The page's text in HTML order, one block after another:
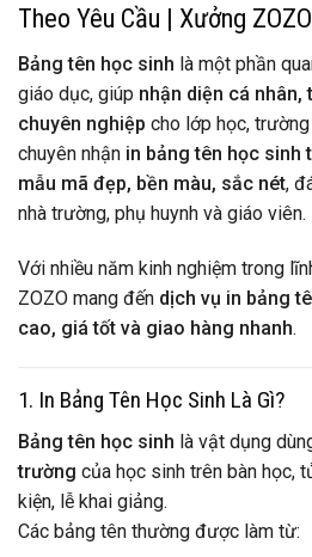
Theo Yêu Cầu | Xưởng ZOZO
Bảng tên học sinh là một phần
giáo dục, giúp nhận diện cá
chuyên nghiệp cho lớp học,
chuyên nhận in bảng tên học sinh
mẫu mã đẹp, bền màu, sắc nét,
nhà trường, phụ huynh và giáo viên.
Với nhiều năm kinh nghiệm trong
ZOZO mang đến dịch vụ in bảng
cao, giá tốt và giao hàng nhanh.
1. In Bảng Tên Học Sinh Là Gì?
Bảng tên học sinh là vật dụng
trường của học sinh trên bàn học,
kiện, lễ khai giảng.
Các bảng tên thường được làm từ: